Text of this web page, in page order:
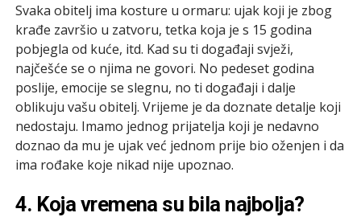
Svaka obitelj ima kosture u ormaru: ujak koji je zbog
krađe završio u zatvoru, tetka koja je s 15 godina
pobjegla od kuće, itd. Kad su ti događaji svježi,
najčešće se o njima ne govori. No pedeset godina
poslije, emocije se slegnu, no ti događaji i dalje
oblikuju vašu obitelj. Vrijeme je da doznate detalje koji
nedostaju. Imamo jednog prijatelja koji je nedavno
doznao da mu je ujak već jednom prije bio oženjen i da
ima rođake koje nikad nije upoznao.
4. Koja vremena su bila najbolja?